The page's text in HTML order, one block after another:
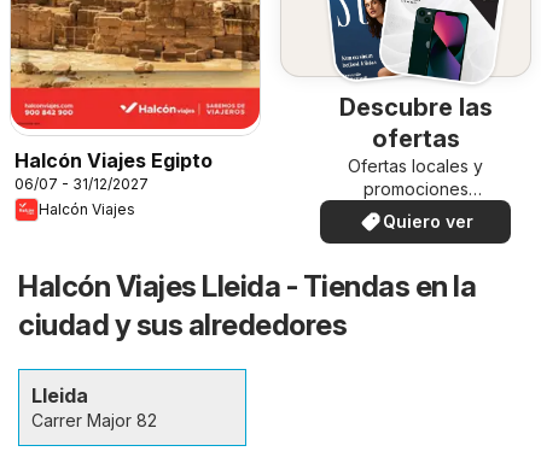
Halcón Viajes Egipto
06/07 - 31/12/2027
Halcón Viajes
Descubre las
ofertas
Ofertas locales y
promociones
especiales.
Quiero ver
Halcón Viajes Lleida - Tiendas en la
ciudad y sus alrededores
Lleida
Carrer Major 82